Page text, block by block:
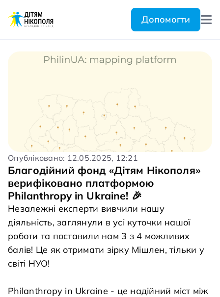
Допомогти
Опубліковано: 12.05.2025, 12:21
Благодійний фонд «Дітям Нікополя»
верифіковано платформою
Philanthropy in Ukraine! 🎉
Незалежні експерти вивчили нашу
діяльність, заглянули в усі куточки нашої
роботи та поставили нам 3 з 4 можливих
балів! Це як отримати зірку Мішлен, тільки у
світі НУО!
Philanthropy in Ukraine - це надійний міст між